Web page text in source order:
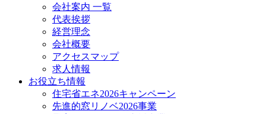
会社案内 一覧
代表挨拶
経営理念
会社概要
アクセスマップ
求人情報
お役立ち情報
住宅省エネ2026キャンペーン
先進的窓リノベ2026事業